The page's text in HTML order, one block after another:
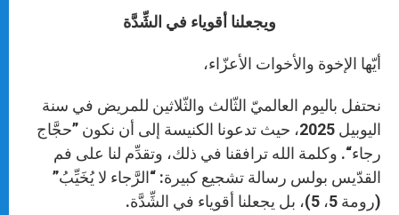
ويجعلنا أقوياء في الشِّدَّة
أيّها الإخوة والأخوات الأعزّاء،
نحتفل باليوم العالميّ الثّالث والثّلاثين للمريض في سنة
اليوبيل 2025، حيث تدعونا الكنيسة إلى أن نكون ”حجَّاج
رجاء“. وكلمة الله ترافقنا في ذلك، وتقدِّم لنا على فم
القدّيس بولس رسالة تشجيع كبيرة: “الرَّجاء لا يُخَيِّبُ”
(رومة 5، 5)، بل يجعلنا أقوياء في الشِّدَّة.